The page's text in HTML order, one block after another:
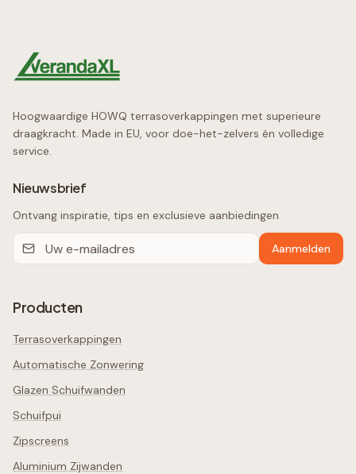
Hoogwaardige HOWQ terrasoverkappingen met superieure
draagkracht. Made in EU, voor doe-het-zelvers én volledige
service.
Nieuwsbrief
Ontvang inspiratie, tips en exclusieve aanbiedingen
Aanmelden
Producten
Terrasoverkappingen
Automatische Zonwering
Glazen Schuifwanden
Schuifpui
Zipscreens
Aluminium Zijwanden